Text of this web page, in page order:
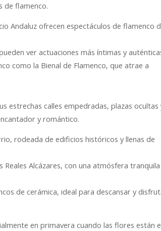
de flamenco.
Andaluz ofrecen espectáculos de flamenco
ver actuaciones más íntimas y
como la Bienal de Flamenco, que atrae a
estrechas calles empedradas, plazas ocultas
y romántico.
rodeada de edificios históricos y llenas de
Alcázares, con una atmósfera
de cerámica, ideal para descansar y
en primavera cuando las flores están